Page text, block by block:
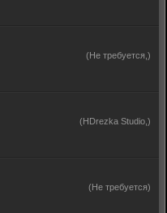
(Не требуется,)
(HDrezka Studio,)
(Не требуется)